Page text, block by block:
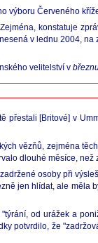
výboru Červeného
konstatuje
v lednu 2004,
velitelství v
přestali [Britové] v
vězňů, zejména
dlouhé měsíce,
osoby při
jen hlídat, ale měla
od urážek a
potvrdilo, že